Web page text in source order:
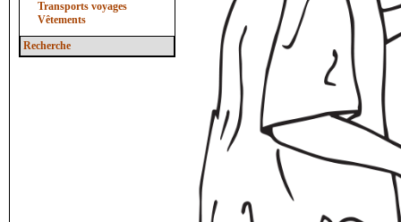
Transports voyages
Vêtements
Recherche